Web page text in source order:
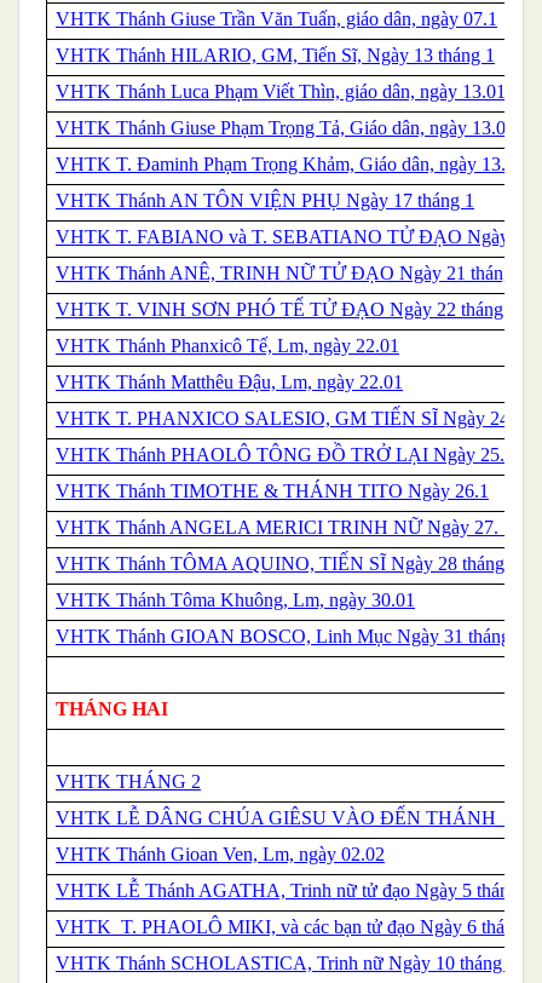
VHTK Thánh Giuse Trần Văn Tuấn, giáo dân, ngày 07.1
VHTK Thánh HILARIO, GM, Tiến Sĩ, Ngày 13 tháng 1
VHTK Thánh Luca Phạm Viết Thìn, giáo dân, ngày 13.01
VHTK Thánh Giuse Phạm Trọng Tả, Giáo dân, ngày 13.01
VHTK T. Đaminh Phạm Trọng Khảm, Giáo dân, ngày 13.01
VHTK Thánh AN TÔN VIỆN PHỤ Ngày 17 tháng 1
VHTK T. FABIANO và T. SEBATIANO TỬ ĐẠO Ngày
VHTK Thánh ANÊ, TRINH NỮ TỬ ĐẠO Ngày 21 tháng 1
VHTK T. VINH SƠN PHÓ TẾ TỬ ĐẠO Ngày 22 tháng 1
VHTK Thánh Phanxicô Tế, Lm, ngày 22.01
VHTK Thánh Matthêu Đậu, Lm, ngày 22.01
VHTK T. PHANXICO SALESIO, GM TIẾN SĨ Ngày 24 .1
VHTK Thánh PHAOLÔ TÔNG ĐỒ TRỞ LẠI Ngày 25.1.
VHTK Thánh TIMOTHE & THÁNH TITO Ngày 26.1
VHTK Thánh ANGELA MERICI TRINH NỮ Ngày 27. 1
VHTK Thánh TÔMA AQUINO, TIẾN SĨ Ngày 28 tháng 1
VHTK Thánh Tôma Khuông, Lm, ngày 30.01
VHTK Thánh GIOAN BOSCO, Linh Mục Ngày 31 tháng 1
THÁNG HAI
VHTK THÁNG 2
VHTK LỄ DÂNG CHÚA GIÊSU VÀO ĐẾN THÁNH 2.2
VHTK Thánh Gioan Ven, Lm, ngày 02.02
VHTK LỄ Thánh AGATHA, Trinh nữ tử đạo Ngày 5 tháng 2
VHTK T. PHAOLÔ MIKI, và các bạn tử đạo Ngày 6 tháng 2
VHTK Thánh SCHOLASTICA, Trinh nữ Ngày 10 tháng 2